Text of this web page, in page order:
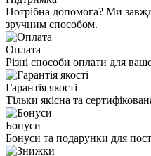
Потрібна допомога? Ми
зручним способом.
Оплата
Різні способи оплати для
Гарантія якості
Тільки якісна та
Бонуси
Бонуси та подарунки для